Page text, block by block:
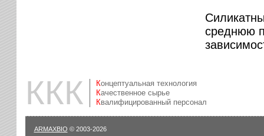
среднюю
ККК
Концептуальная технология
Качественное сырье
Квалифицированный персонал
ARMAXBIO © 2003-2026